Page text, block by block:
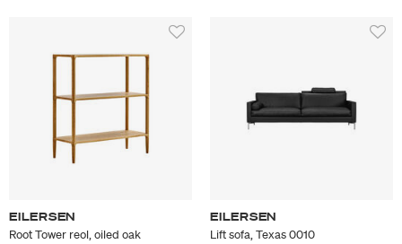
EILERSEN
Root Tower reol, oiled oak
EILERSEN
Lift sofa, Texas 0010